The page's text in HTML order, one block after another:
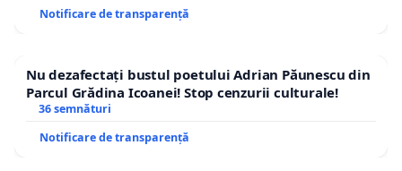
Notificare de transparență
Nu dezafectați bustul poetului Adrian Păunescu din
Parcul Grădina Icoanei! Stop cenzurii culturale!
36 semnături
Notificare de transparență